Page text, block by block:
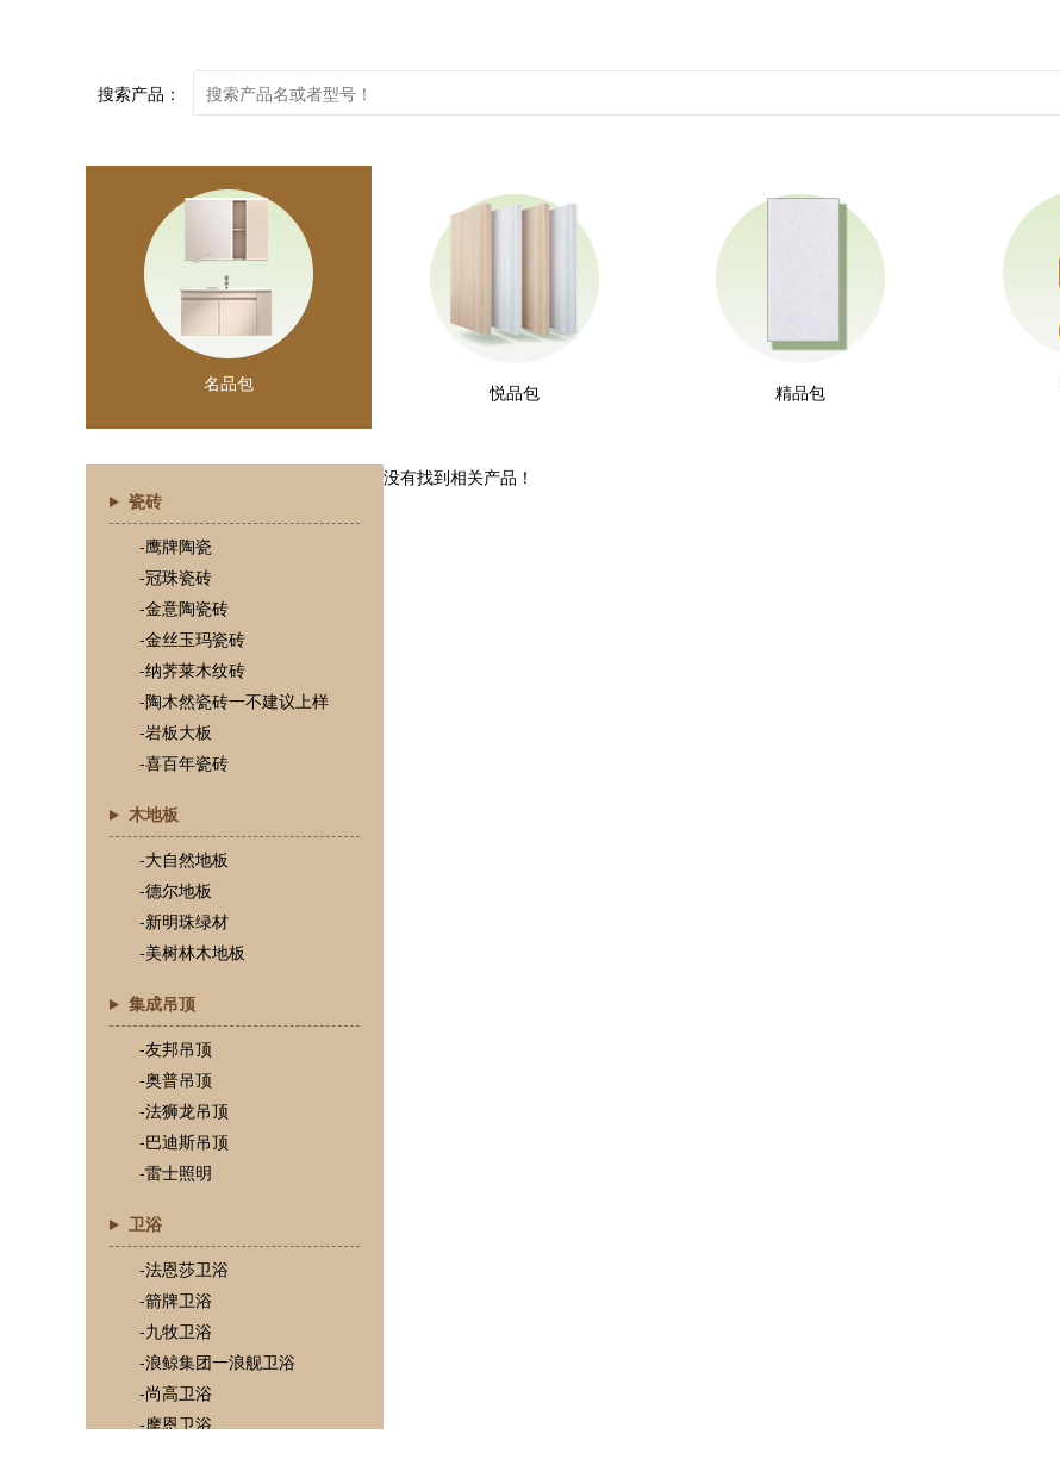
搜索产品：
名品包 悦品包 精品包
瓷砖
-鹰牌陶瓷
-冠珠瓷砖
-金意陶瓷砖
-金丝玉玛瓷砖
-纳荠莱木纹砖
-陶木然瓷砖一不建议上样
-岩板大板
-喜百年瓷砖
木地板
-大自然地板
-德尔地板
-新明珠绿材
-美树林木地板
集成吊顶
-友邦吊顶
-奥普吊顶
-法狮龙吊顶
-巴迪斯吊顶
-雷士照明
卫浴
-法恩莎卫浴
-箭牌卫浴
-九牧卫浴
-浪鲸集团一浪舰卫浴
-尚高卫浴
-摩恩卫浴
没有找到相关产品！